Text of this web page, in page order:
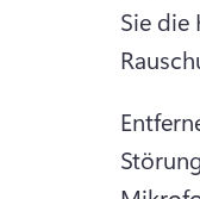
Sie die